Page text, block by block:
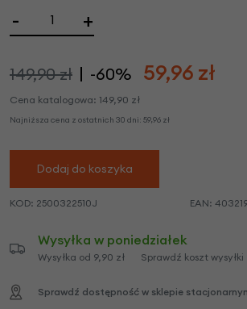
- +
149,90 zł -60% 59,96 zł
Cena katalogowa: 149,90 zł
Najniższa cena z ostatnich 30 dni: 59,96 zł
Dodaj do koszyka
KOD: 2500322510J EAN:
Wysyłka w poniedziałek
Wysyłka od 9,90 zł Sprawdź koszt wysyłki
Sprawdź dostępność w sklepie